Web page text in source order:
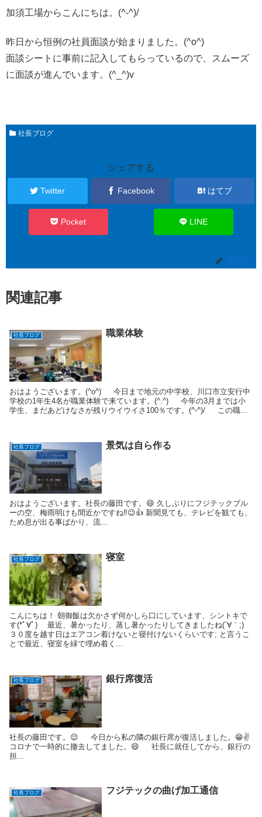
加須工場からこんにちは。(^-^)/
昨日から恒例の社員面談が始まりました。(^o^)
面談シートに事前に記入してもらっているので、スムーズ
に面談が進んでいます。(^_^)v
社長ブログ
シェアする
Twitter Facebook はてブ
Pocket LINE
管理者
関連記事
社長ブログ 職業体験
おはようございます。(^o^) 今日まで地元の中学校、川口市立安行中
学校の1年生4名が職業体験で来ています。(^.^) 今年の3月までは小
学生、まだあどけなさが残りウイウイさ100％です。(^-^)/ この職...
社長ブログ 景気は自ら作る
おはようございます。社長の藤田です。😄 久しぶりにフジテックブル
ーの空、梅雨明けも間近かですね‼️😉👍 新聞見ても、テレビを観ても、
ため息が出る事ばかり、流...
社長ブログ 寝室
こんにちは！ 朝御飯は欠かさず何かしら口にしています、シントキで
す(*ﾟ∀ﾟ)ゞ 最近、暑かったり、蒸し暑かったりしてきましたね(´∀｀;)
３０度を越す日はエアコン着けないと寝付けないくらいです; と言うこ
とで最近、寝室を緑で埋め着く...
社長ブログ 銀行席復活
社長の藤田です。😌 今日から私の隣の銀行席が復活しました。😁✌
コロナで一時的に撤去してました。😄 社長に就任してから、銀行の
担...
社長ブログ フジテックの曲げ加工通信